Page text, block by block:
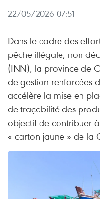
22/05/2026 07:51
Dans le cadre des
pêche illégale, non
(INN), la province de
de gestion renforcées
accélère la mise en
de traçabilité des
objectif de contribuer
« carton jaune » de la